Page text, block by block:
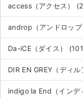
よくある質問
お知らせ
access（アクセス）
androp（アンドロッ
Da-iCE（ダイス）
DIR EN GREY（ディ
indigo la End（インデ